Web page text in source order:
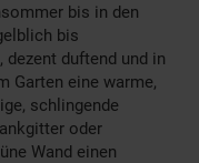
bis in den
bis
dezent duftend und in
Garten eine warme,
schlingende
oder
Wand einen